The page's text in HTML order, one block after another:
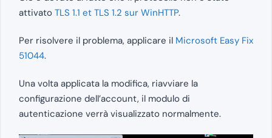
attivato TLS 1.1 et TLS 1.2 sur WinHTTP.
Per risolvere il problema, applicare il Microsoft Easy Fix
51044.
Una volta applicata la modifica, riavviare la
configurazione dell’account, il modulo di
autenticazione verrà visualizzato normalmente.